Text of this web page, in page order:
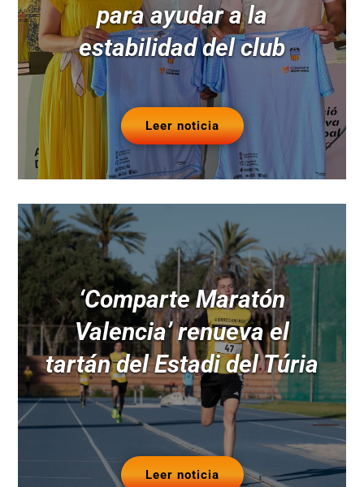
para ayudar a la
estabilidad del club
Leer noticia
‘Comparte Maratón
Valencia’ renueva el
tartán del Estadi del Túria
Leer noticia